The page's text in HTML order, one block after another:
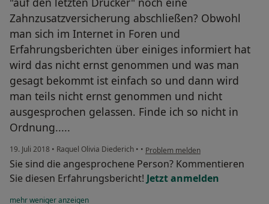
Zahnzusatzversicherung abschließen? Obwohl
man sich im Internet in Foren und
Erfahrungsberichten über einiges informiert hat
wird das nicht ernst genommen und was man
gesagt bekommt ist einfach so und dann wird
man teils nicht ernst genommen und nicht
ausgesprochen gelassen. Finde ich so nicht in
Ordnung.....
19. Juli 2018 • Raquel Olivia Diederich • • Problem melden
Sie sind die angesprochene Person? Kommentieren
Sie diesen Erfahrungsbericht! Jetzt anmelden
mehrwenigeranzeigen